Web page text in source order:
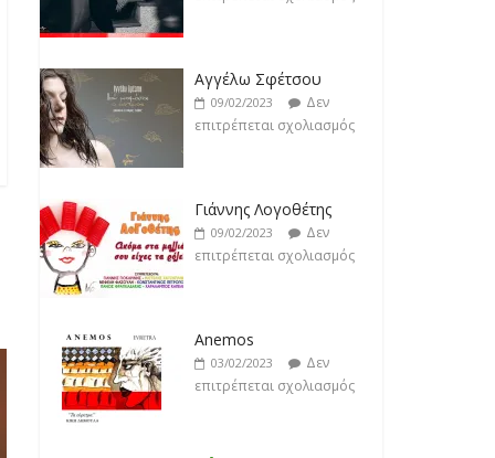
Αγγέλω Σφέτσου
09/02/2023
Δεν
επιτρέπεται σχολιασμός
Γιάννης Λογοθέτης
09/02/2023
Δεν
επιτρέπεται σχολιασμός
Anemos
03/02/2023
Δεν
επιτρέπεται σχολιασμός